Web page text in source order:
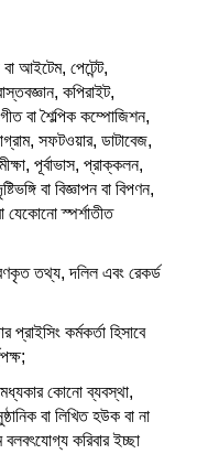
আইটেম, পেটেন্ট,
কপিরাইট,
বা শৈল্পিক কম্পোজিশন,
সফটওয়ার, ডাটাবেজ,
পূর্বাভাস, প্রাক্কলন,
বা বিজ্ঞাপন বা বিপণন,
যেকোনো স্পর্শাতীত
তথ্য, দলিল এবং রেকর্ড
প্রাইসিং কর্মকর্তা হিসাবে
কোনো ব্যবস্থা,
বা লিখিত হউক বা না
বলবৎযোগ্য করিবার ইচ্ছা